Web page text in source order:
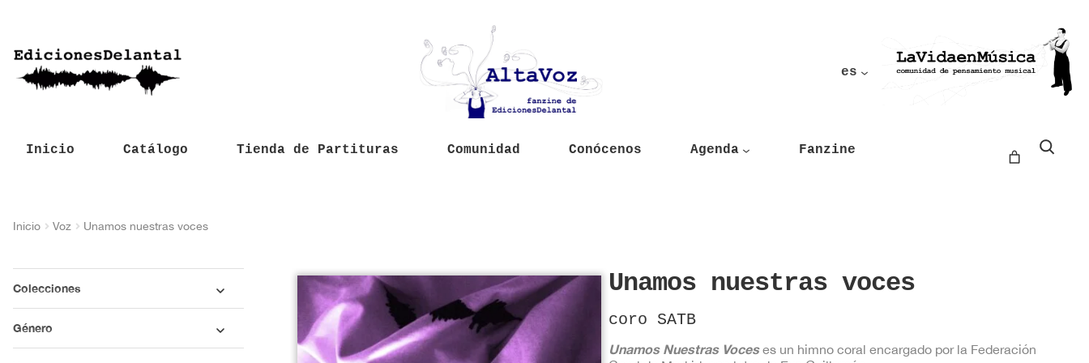
es
Inicio Catálogo Tienda de Partituras Comunidad Conócenos Agenda Fanzine
Buscar
Inicio Voz Unamos nuestras voces
Unamos nuestras voces
coro SATB
Unamos Nuestras Voceses un himno coral encargado por la Federación
Colecciones
Género